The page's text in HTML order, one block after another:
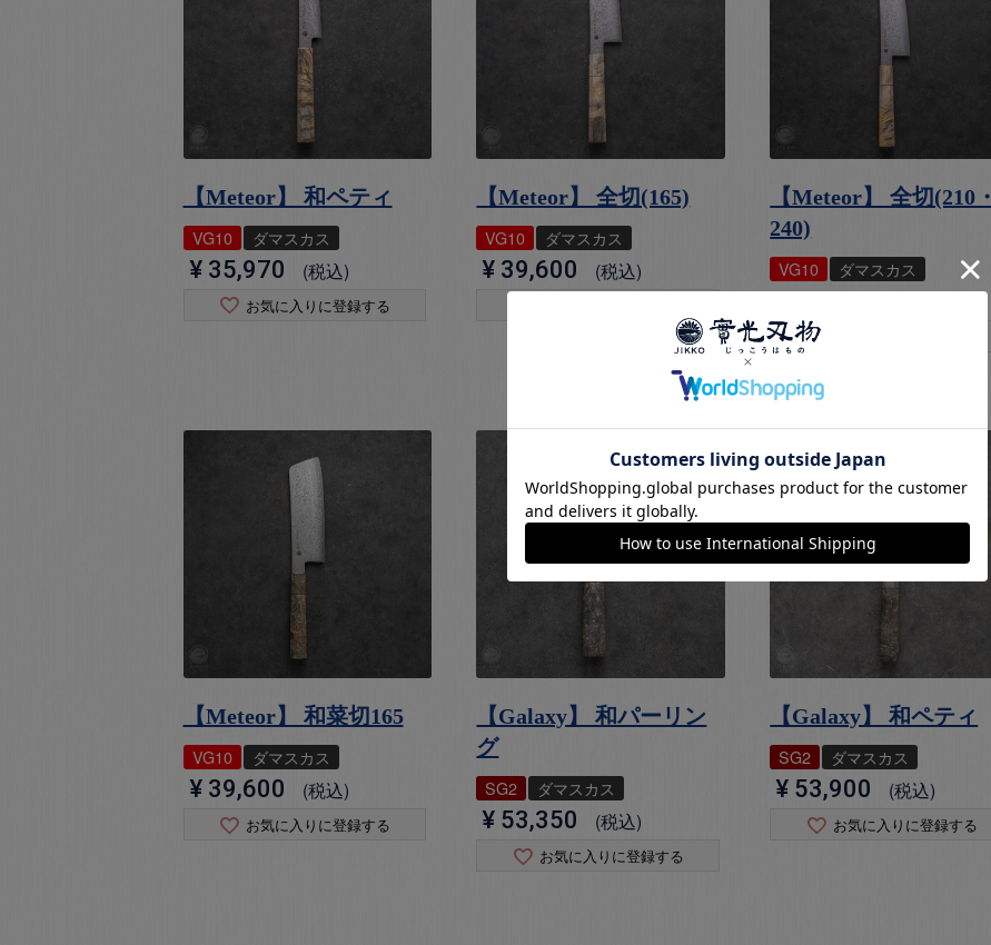
【Meteor】 和ペティ
VG10 ダマスカス
¥ 35,970 税込
お気に入りに登録する
【Meteor】 全切(165)
VG10 ダマスカス
¥ 39,600 税込
【Meteor】 全切(210・
240)
VG10 ダマスカス
¥ 46,970
【Meteor】 和菜切165
VG10 ダマスカス
¥ 39,600 税込
お気に入りに登録する
【Galaxy】 和パーリン
グ
SG2 ダマスカス
¥ 53,350 税込
お気に入りに登録する
【Galaxy】 和ペティ
SG2 ダマスカス
¥ 53,900 税込
お気に入りに登録する